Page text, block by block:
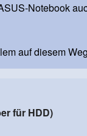
Notebook
auf diesem
für HDD)